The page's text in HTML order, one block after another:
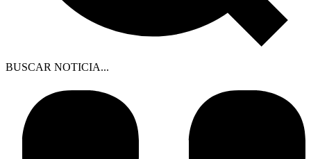
BUSCAR NOTICIA...